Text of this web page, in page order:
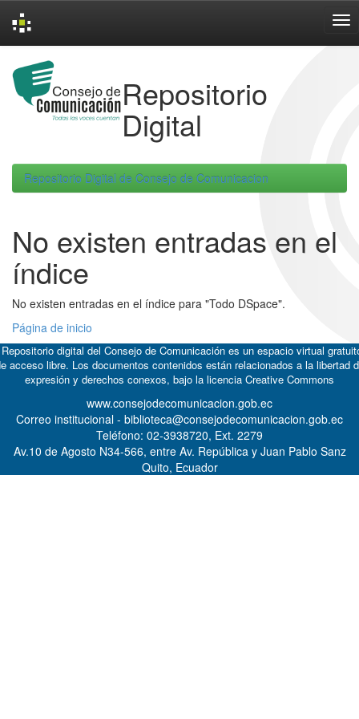
navigation
Repositorio
Digital
Repositorio Digital de Consejo de Comunicacion
No existen entradas en el
índice
No existen entradas en el índice para "Todo DSpace".
Página de inicio
digital del Consejo de Comunicación es un espacio virtual
acceso libre. Los documentos contenidos están relacionados a la libertad
expresión y derechos conexos, bajo la licencia Creative Commons
www.consejodecomunicacion.gob.ec
Correo institucional - biblioteca@consejodecomunicacion.gob.ec
Teléfono: 02-3938720, Ext. 2279
Av.10 de Agosto N34-566, entre Av. República y Juan Pablo Sanz
Quito, Ecuador